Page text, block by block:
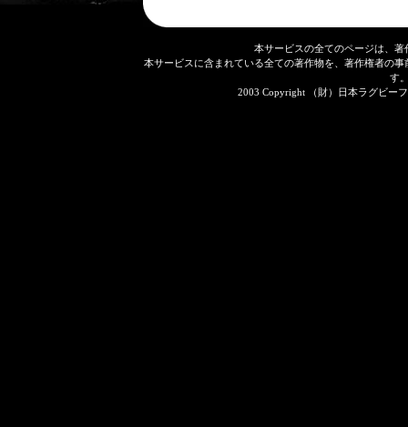
本サービスの全てのページは、
本サービスに含まれている全ての著作物を、著作権者の
す
2003 Copyright （財）日本ラグビー